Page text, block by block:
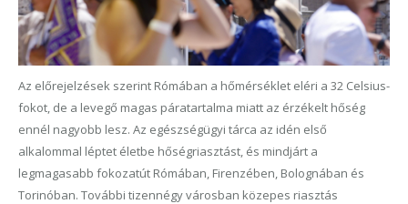
Az előrejelzések szerint Rómában a hőmérséklet eléri a 32 Celsius-
fokot, de a levegő magas páratartalma miatt az érzékelt hőség
ennél nagyobb lesz. Az egészségügyi tárca az idén első
alkalommal léptet életbe hőségriasztást, és mindjárt a
legmagasabb fokozatút Rómában, Firenzében, Bolognában és
Torinóban. További tizennégy városban közepes riasztás